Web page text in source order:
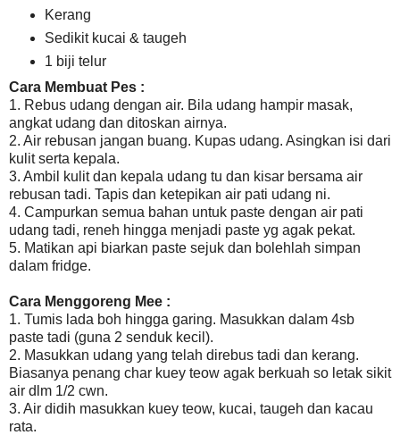
Kerang
Sedikit kucai & taugeh
1 biji telur
Cara Membuat Pes :
1. Rebus udang dengan air. Bila udang hampir masak,
angkat udang dan ditoskan airnya.
2. Air rebusan jangan buang. Kupas udang. Asingkan isi dari
kulit serta kepala.
3. Ambil kulit dan kepala udang tu dan kisar bersama air
rebusan tadi. Tapis dan ketepikan air pati udang ni.
4. Campurkan semua bahan untuk paste dengan air pati
udang tadi, reneh hingga menjadi paste yg agak pekat.
5. Matikan api biarkan paste sejuk dan bolehlah simpan
dalam fridge.
Cara Menggoreng Mee :
1. Tumis lada boh hingga garing. Masukkan dalam 4sb
paste tadi (guna 2 senduk kecil).
2. Masukkan udang yang telah direbus tadi dan kerang.
Biasanya penang char kuey teow agak berkuah so letak sikit
air dlm 1/2 cwn.
3. Air didih masukkan kuey teow, kucai, taugeh dan kacau
rata.